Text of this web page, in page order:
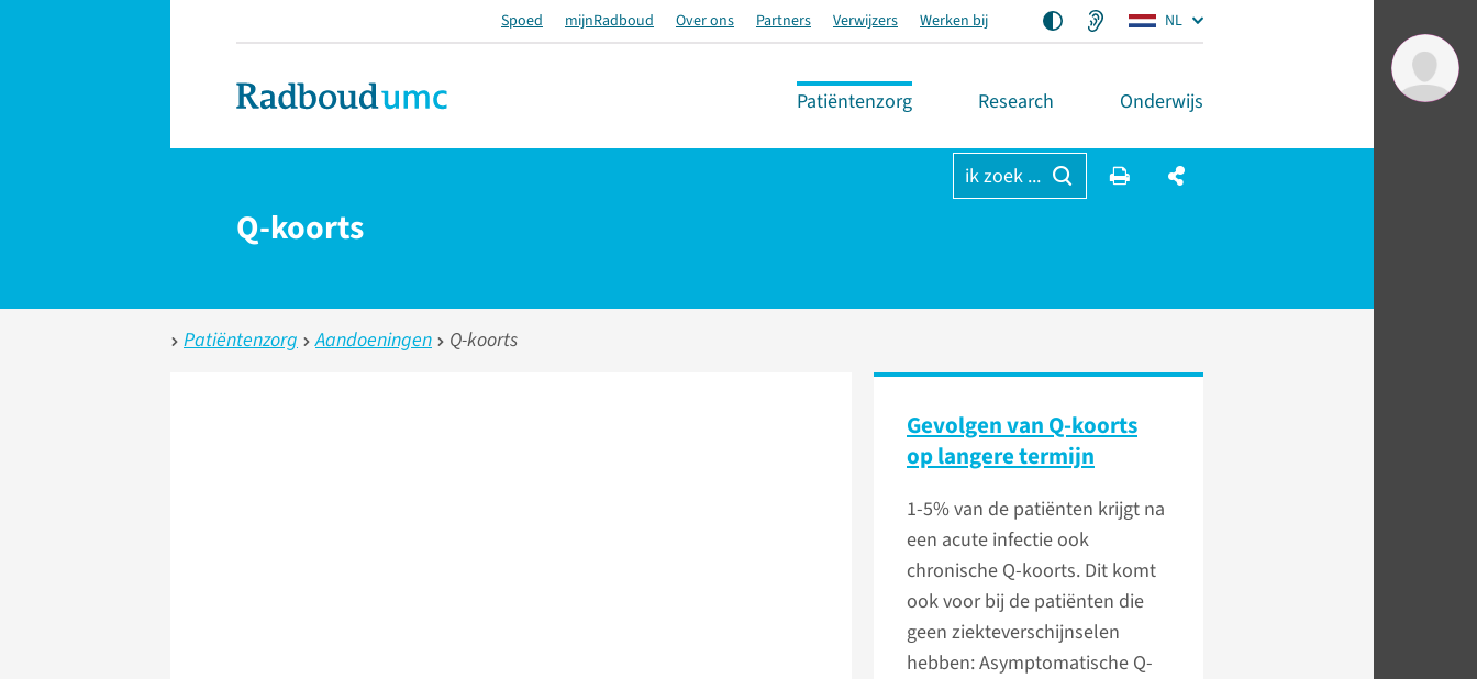
Spoed mijnRadboud Over ons Partners Verwijzers Werken bij NL
Patiëntenzorg Research Onderwijs
ik zoek ...
Q-koorts
Patiëntenzorg Aandoeningen Q-koorts
Gevolgen van Q-koorts
op langere termijn
1-5% van de patiënten krijgt na
een acute infectie ook
chronische Q-koorts. Dit komt
ook voor bij de patiënten die
geen ziekteverschijnselen
hebben: Asymptomatische Q-